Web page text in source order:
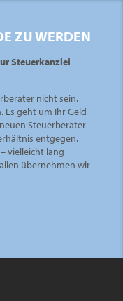
ZU WERDEN
Steuerkanzlei
nicht sein.
geht um Ihr Geld
Steuerberater
entgegen.
vielleicht lang
übernehmen wir